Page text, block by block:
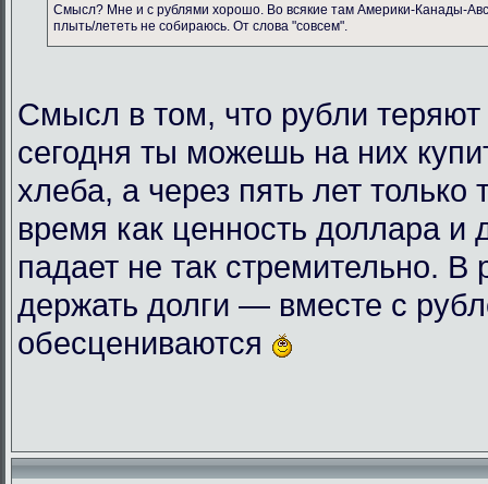
Смысл? Мне и с рублями хорошо. Во всякие там Америки-Канады-
плыть/лететь не собираюсь. От слова "совсем".
Смысл в том, что рубли теряют
сегодня ты можешь на них
хлеба, а через пять лет только
время как ценность доллара и
падает не так стремительно. В
держать долги — вместе с
обесцениваются